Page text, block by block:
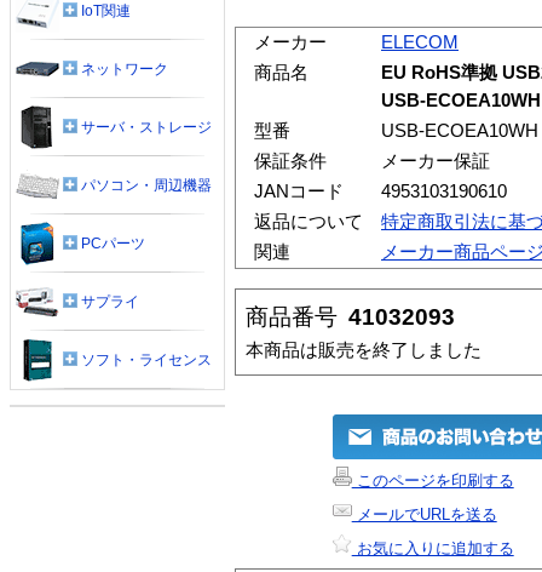
メーカー
ELECOM
商品名
EU RoHS準拠
USB-ECOEA10WH
型番
USB-ECOEA10WH
保証条件
メーカー保証
JANコード
4953103190610
返品について
特定商取引法に基
関連
メーカー商品ペー
商品番号 41032093
本商品は販売を終了しました
このページを印刷する
メールでURLを送る
お気に入りに追加する
IoT関連
ネットワーク
サーバ・ストレージ
パソコン・周辺機器
PCパーツ
サプライ
ソフト・ライセンス